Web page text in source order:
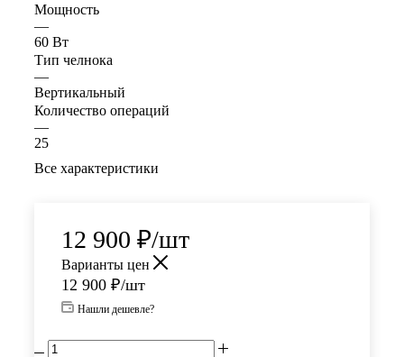
Мощность
—
60 Вт
Тип челнока
—
Вертикальный
Количество операций
—
25
Все характеристики
12 900 ₽/шт
Варианты цен
12 900 ₽/шт
Нашли дешевле?